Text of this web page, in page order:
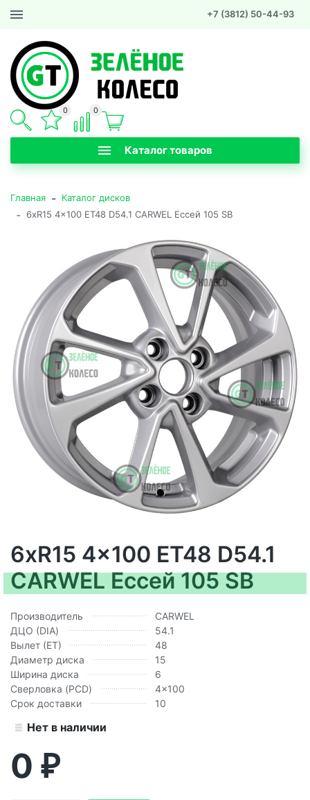
+7 (3812) 50-44-93
Каталог товаров
0 0
Главная - Каталог дисков
- 6xR15 4x100 ET48 D54.1 CARWEL Ессей 105 SB
6xR15 4x100 ET48 D54.1
CARWEL Ессей 105 SB
Производитель
CARWEL
ДЦО (DIA)
54.1
Вылет (ЕТ)
48
Диаметр диска
15
Ширина диска
6
Сверловка (PCD)
4x100
Срок доставки
10
Нет в наличии
0 ₽